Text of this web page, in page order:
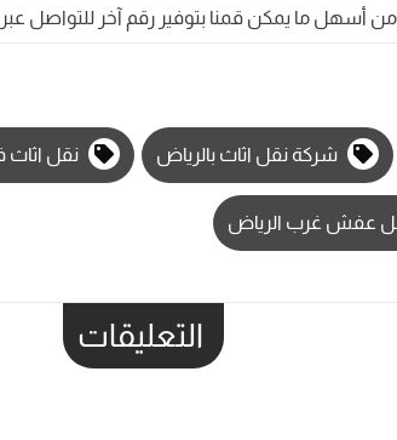
أسهل ما يمكن قمنا بتوفير رقم آخر للتواصل
شركة نقل اثاث بالرياض نقل اثاث
عفش غرب الرياض
التعليقات